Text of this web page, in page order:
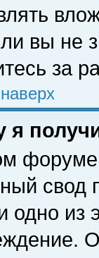
вы не
за
я
форуме
свод
одно из